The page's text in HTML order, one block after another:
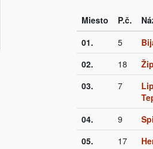
Miesto P.č.
01.
5
02.
18
03.
7
04. 9
05.
17